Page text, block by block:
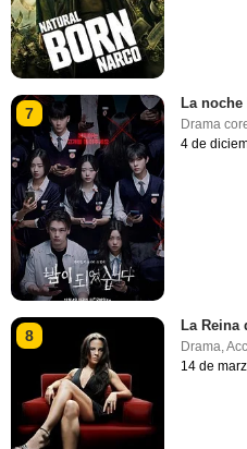
7
La
Drama
4 de
8
La Reina
Drama ,
14 de